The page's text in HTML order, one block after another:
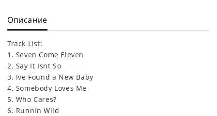
Описание
Track List:
1. Seven Come Eleven
2. Say It Isnt So
3. Ive Found a New Baby
4. Somebody Loves Me
5. Who Cares?
6. Runnin Wild